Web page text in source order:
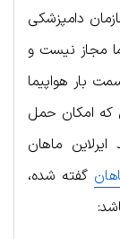
دامپزشکی
مجاز نیست و
بار هواپیما
که امکان حمل
ماهان
گفته شده،